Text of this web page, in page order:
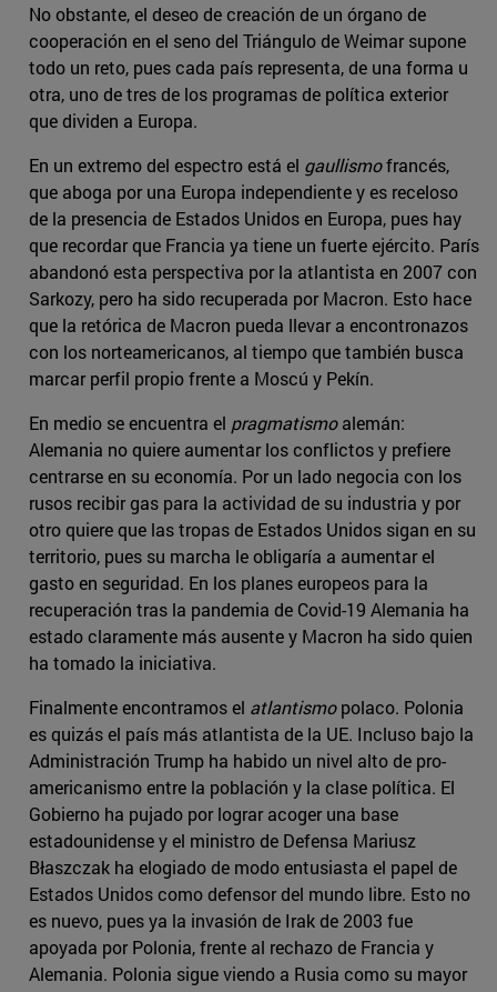
No obstante, el deseo de creación de un órgano de
cooperación en el seno del Triángulo de Weimar supone
todo un reto, pues cada país representa, de una forma u
otra, uno de tres de los programas de política exterior
que dividen a Europa.
En un extremo del espectro está el gaullismofrancés,
que aboga por una Europa independiente y es receloso
de la presencia de Estados Unidos en Europa, pues hay
que recordar que Francia ya tiene un fuerte ejército. París
abandonó esta perspectiva por la atlantista en 2007 con
Sarkozy, pero ha sido recuperada por Macron. Esto hace
que la retórica de Macron pueda llevar a encontronazos
con los norteamericanos, al tiempo que también busca
marcar perfil propio frente a Moscú y Pekín.
En medio se encuentra el pragmatismoalemán:
Alemania no quiere aumentar los conflictos y prefiere
centrarse en su economía. Por un lado negocia con los
rusos recibir gas para la actividad de su industria y por
otro quiere que las tropas de Estados Unidos sigan en su
territorio, pues su marcha le obligaría a aumentar el
gasto en seguridad. En los planes europeos para la
recuperación tras la pandemia de Covid-19 Alemania ha
estado claramente más ausente y Macron ha sido quien
ha tomado la iniciativa.
Finalmente encontramos el atlantismopolaco. Polonia
es quizás el país más atlantista de la UE. Incluso bajo la
Administración Trump ha habido un nivel alto de pro-
americanismo entre la población y la clase política. El
Gobierno ha pujado por lograr acoger una base
estadounidense y el ministro de Defensa Mariusz
Błaszczak ha elogiado de modo entusiasta el papel de
Estados Unidos como defensor del mundo libre. Esto no
es nuevo, pues ya la invasión de Irak de 2003 fue
apoyada por Polonia, frente al rechazo de Francia y
Alemania. Polonia sigue viendo a Rusia como su mayor